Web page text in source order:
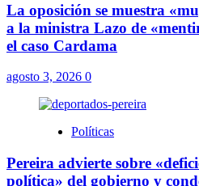
La oposición se muestra
a la ministra Lazo de
el caso Cardama
agosto 3, 2026 0
Políticas
Pereira advierte sobre
política» del gobierno y